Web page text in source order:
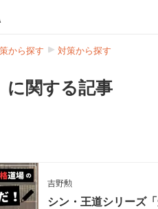
から探す 対策から探す
に関する記事
吉野勲
シン・王道シリーズ